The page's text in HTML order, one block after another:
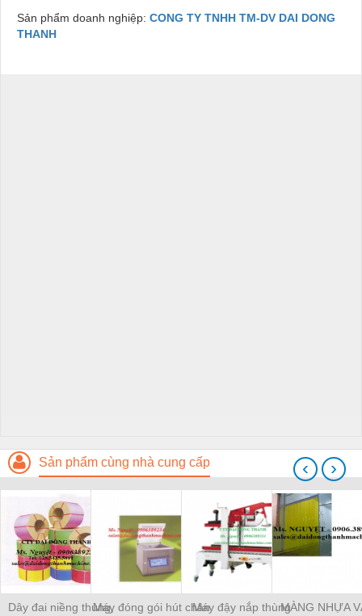
Sản phẩm doanh nghiệp: CONG TY TNHH TM-DV DAI DONG
THANH
Sản phẩm cùng nhà cung cấp
Dây đai niềng thùng,Máy đóng gói hút chânMáy đậy nắp thùngMÀNG NHỰA
‹ ›